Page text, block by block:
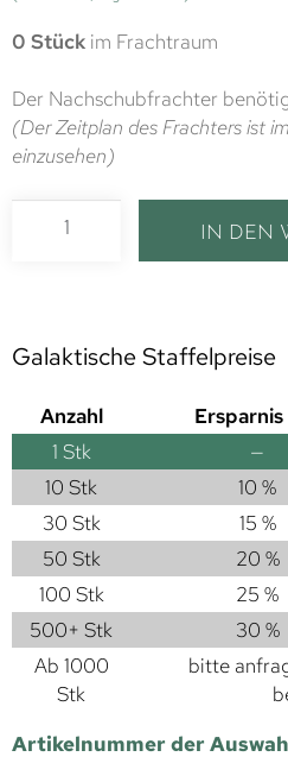
0 Stück im Frachtraum
Der Nachschubfrachter
(Der Zeitplan des Frachters ist
einzusehen)
IN DEN
Galaktische Staffelpreise
Anzahl Ersparnis
1 Stk —
10 Stk
10 %
30 Stk
15 %
50 Stk
20 %
100 Stk
25 %
500+ Stk
30 %
Ab 1000
Stk
bitte
Artikelnummer der